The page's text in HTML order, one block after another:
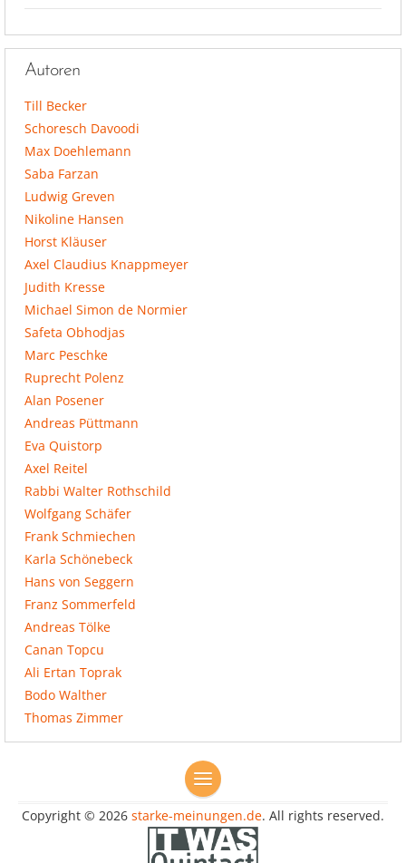
Autoren
Till Becker
Schoresch Davoodi
Max Doehlemann
Saba Farzan
Ludwig Greven
Nikoline Hansen
Horst Kläuser
Axel Claudius Knappmeyer
Judith Kresse
Michael Simon de Normier
Safeta Obhodjas
Marc Peschke
Ruprecht Polenz
Alan Posener
Andreas Püttmann
Eva Quistorp
Axel Reitel
Rabbi Walter Rothschild
Wolfgang Schäfer
Frank Schmiechen
Karla Schönebeck
Hans von Seggern
Franz Sommerfeld
Andreas Tölke
Canan Topcu
Ali Ertan Toprak
Bodo Walther
Thomas Zimmer
Copyright © 2026 starke-meinungen.de. All rights reserved.